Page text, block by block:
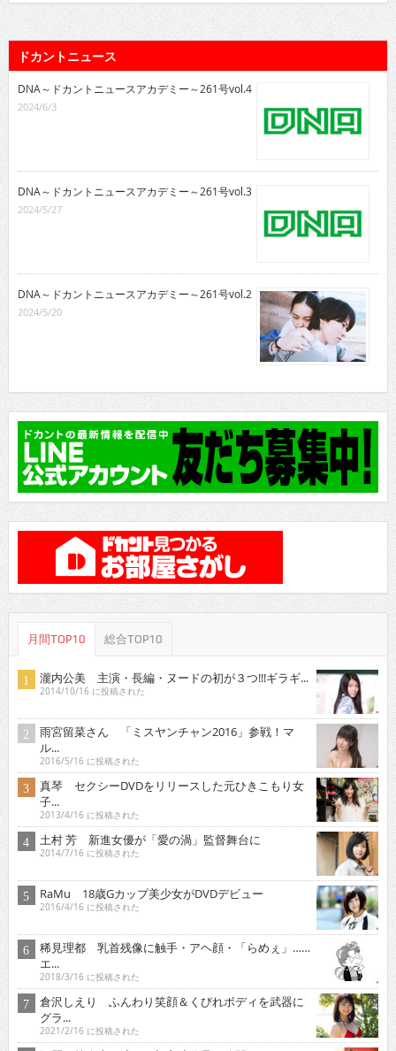
ドカントニュース
DNA～ドカントニュースアカデミー～261号vol.4
2024/6/3
DNA～ドカントニュースアカデミー～261号vol.3
2024/5/27
DNA～ドカントニュースアカデミー～261号vol.2
2024/5/20
月間TOP10 総合TOP10
瀧内公美 主演・長編・ヌードの初が３つ!!!ギラギ...
2014/10/16 に投稿された
雨宮留菜さん 「ミスヤンチャン2016」参戦！マ
ル...
2016/5/16 に投稿された
真琴 セクシーDVDをリリースした元ひきこもり女
子...
2013/4/16 に投稿された
土村 芳 新進女優が「愛の渦」監督舞台に
2014/7/16 に投稿された
RaMu 18歳Gカップ美少女がDVDデビュー
2016/4/16 に投稿された
稀見理都 乳首残像に触手・アヘ顔・「らめぇ」……
エ...
2018/3/16 に投稿された
倉沢しえり ふんわり笑顔＆くびれボディを武器に
グラ...
2021/2/16 に投稿された